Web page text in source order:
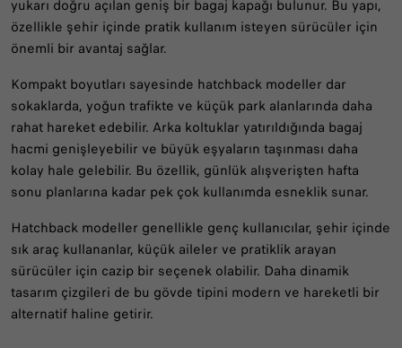
yukarı doğru açılan geniş bir bagaj kapağı bulunur. Bu yapı,
özellikle şehir içinde pratik kullanım isteyen sürücüler için
önemli bir avantaj sağlar.
Kompakt boyutları sayesinde hatchback modeller dar
sokaklarda, yoğun trafikte ve küçük park alanlarında daha
rahat hareket edebilir. Arka koltuklar yatırıldığında bagaj
hacmi genişleyebilir ve büyük eşyaların taşınması daha
kolay hale gelebilir. Bu özellik, günlük alışverişten hafta
sonu planlarına kadar pek çok kullanımda esneklik sunar.
Hatchback modeller genellikle genç kullanıcılar, şehir içinde
sık araç kullananlar, küçük aileler ve pratiklik arayan
sürücüler için cazip bir seçenek olabilir. Daha dinamik
tasarım çizgileri de bu gövde tipini modern ve hareketli bir
alternatif haline getirir.